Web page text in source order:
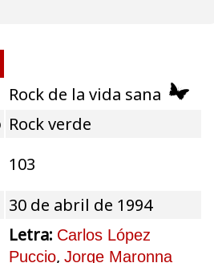
Rock de la vida sana
Rock verde
103
30 de abril de 1994
Letra: Carlos López
Puccio, Jorge Maronna